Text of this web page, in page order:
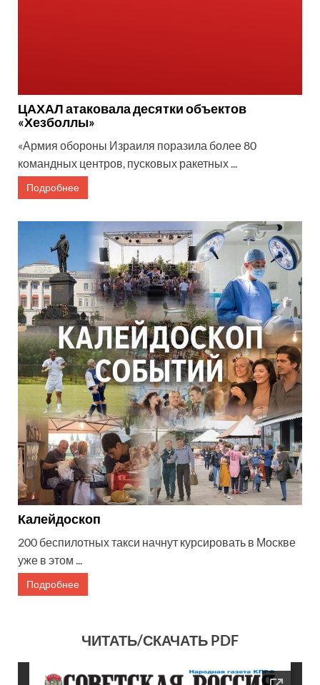
ЦАХАЛ атаковала десятки объектов
«Хезболлы»
«Армия обороны Израиля поразила более 80
командных центров, пусковых ракетных ...
Подробнее
Калейдоскоп
200 беспилотных такси начнут курсировать в Москве
уже в этом ...
Подробнее
ЧИТАТЬ/СКАЧАТЬ PDF